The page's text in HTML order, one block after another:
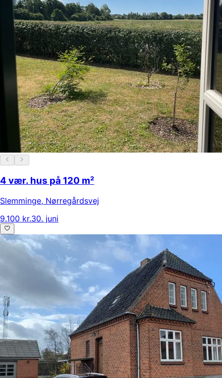
4 vær. hus på 120 m²
Slemminge, Nørregårdsvej
9.100 kr.30. juni